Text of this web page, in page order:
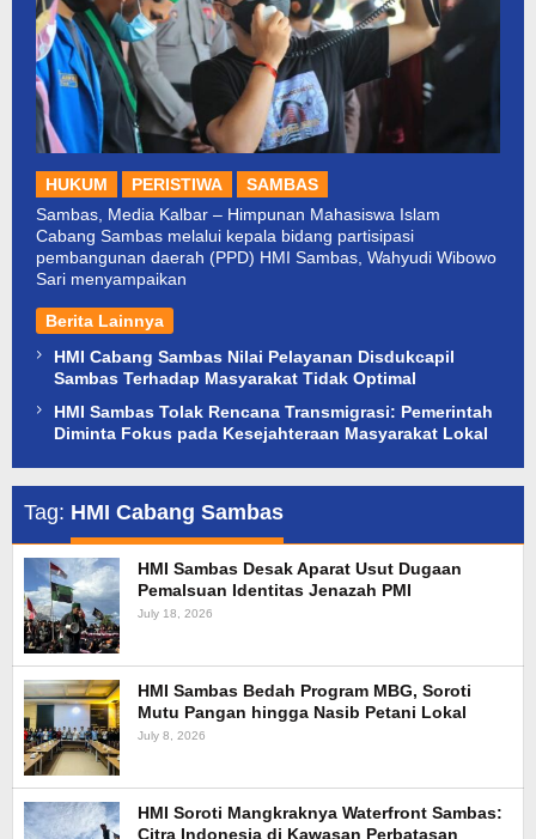
HUKUM PERISTIWA
SAMBAS
Sambas, Media Kalbar – Himpunan Mahasiswa Islam
Cabang Sambas melalui kepala bidang partisipasi
pembangunan daerah (PPD) HMI Sambas, Wahyudi Wibowo
Sari menyampaikan
Berita Lainnya
HMI Cabang Sambas Nilai Pelayanan Disdukcapil
Sambas Terhadap Masyarakat Tidak Optimal
HMI Sambas Tolak Rencana Transmigrasi: Pemerintah
Diminta Fokus pada Kesejahteraan Masyarakat Lokal
Tag: HMI Cabang Sambas
HMI Sambas Desak Aparat Usut Dugaan
Pemalsuan Identitas Jenazah PMI
July 18, 2026
HMI Sambas Bedah Program MBG, Soroti
Mutu Pangan hingga Nasib Petani Lokal
July 8, 2026
HMI Soroti Mangkraknya Waterfront Sambas:
Citra Indonesia di Kawasan Perbatasan